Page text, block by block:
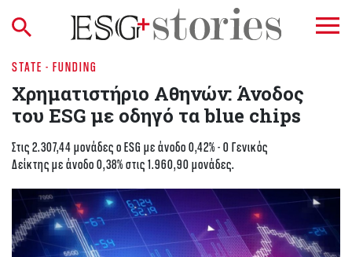
STATE - FUNDING
Χρηματιστήριο Aθηνών: Άνοδος
του ESG με οδηγό τα blue chips
Στις 2.307,44 μονάδες ο ESG με άνοδο 0,42% - Ο Γενικός
Δείκτης με άνοδο 0,38% στις 1.960,90 μονάδες.